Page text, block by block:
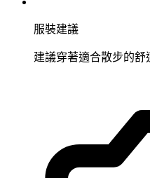
服裝建議
建議穿著適合散步的舒